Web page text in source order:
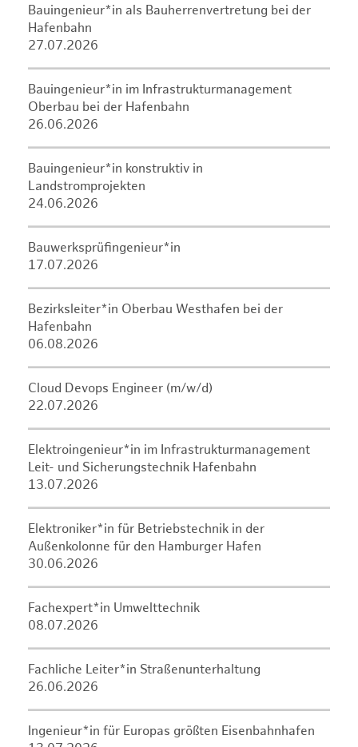
Bauingenieur*in als Bauherrenvertretung bei der
Hafenbahn
27.07.2026
Bauingenieur*in im Infrastrukturmanagement
Oberbau bei der Hafenbahn
26.06.2026
Bauingenieur*in konstruktiv in
Landstromprojekten
24.06.2026
Bauwerksprüfingenieur*in
17.07.2026
Bezirksleiter*in Oberbau Westhafen bei der
Hafenbahn
06.08.2026
Cloud Devops Engineer (m/w/d)
22.07.2026
Elektroingenieur*in im Infrastrukturmanagement
Leit- und Sicherungstechnik Hafenbahn
13.07.2026
Elektroniker*in für Betriebstechnik in der
Außenkolonne für den Hamburger Hafen
30.06.2026
Fachexpert*in Umwelttechnik
08.07.2026
Fachliche Leiter*in Straßenunterhaltung
26.06.2026
Ingenieur*in für Europas größten Eisenbahnhafen